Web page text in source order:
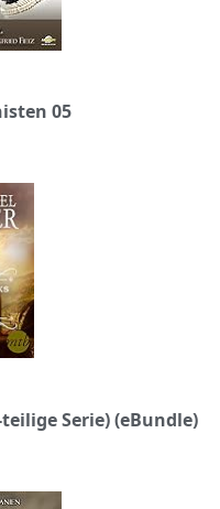
05
Serie) (eBundle)